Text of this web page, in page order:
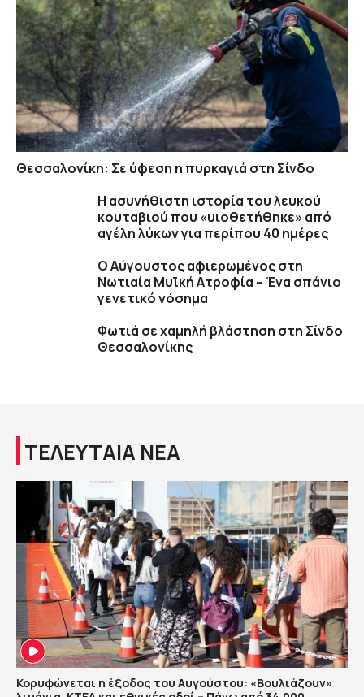
Θεσσαλονίκη: Σε ύφεση η πυρκαγιά στη Σίνδο
Η ασυνήθιστη ιστορία του λευκού
κουταβιού που «υιοθετήθηκε» από
αγέλη λύκων για περίπου 40 ημέρες
Ο Αύγουστος αφιερωμένος στη
Νωτιαία Μυϊκή Ατροφία – Ένα σπάνιο
γενετικό νόσημα
Φωτιά σε χαμηλή βλάστηση στη Σίνδο
Θεσσαλονίκης
ΤΕΛΕΥΤΑΙΑ ΝΕΑ
Κορυφώνεται η έξοδος του Αυγούστου: «Βουλιάζουν»